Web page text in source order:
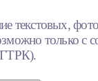
текстовых,
только с